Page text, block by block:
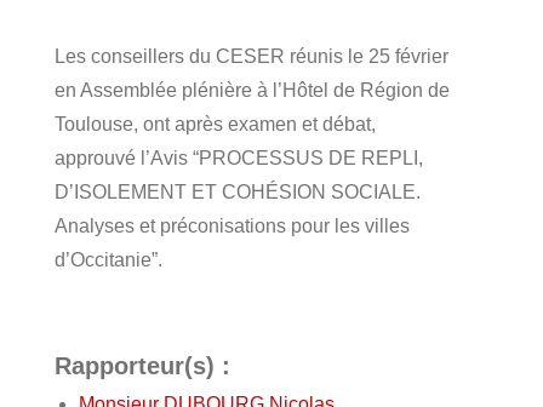
Les conseillers du CESER réunis le 25 février
en Assemblée plénière à l’Hôtel de Région de
Toulouse, ont après examen et débat,
approuvé l’Avis “PROCESSUS DE REPLI,
D’ISOLEMENT ET COHÉSION SOCIALE.
Analyses et préconisations pour les villes
d’Occitanie”.
Rapporteur(s) :